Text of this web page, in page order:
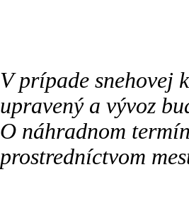
V prípade snehovej
upravený a vývoz
O náhradnom
prostredníctvom